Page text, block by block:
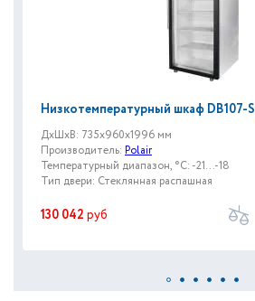
Низкотемпературный шкаф DB107-S
ДxШxВ: 735x960x1996 мм
Производитель: Polair
Температурный диапазон, °C: -21...-18
Тип двери: Стеклянная распашная
130 042 руб